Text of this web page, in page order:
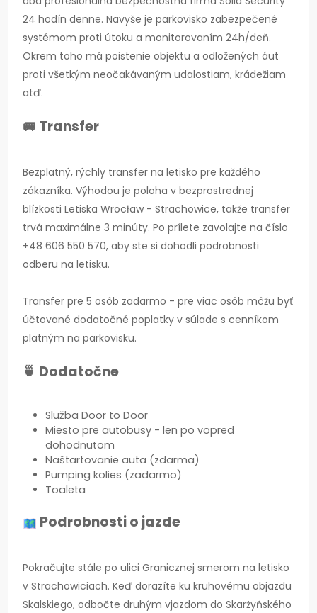
24 hodín denne. Navyše je parkovisko zabezpečené
systémom proti útoku a monitorovaním 24h/deň.
Okrem toho má poistenie objektu a odložených áut
proti všetkým neočakávaným udalostiam, krádežiam
atď.
🚐 Transfer
Bezplatný, rýchly transfer na letisko pre každého
zákazníka. Výhodou je poloha v bezprostrednej
blízkosti Letiska Wrocław - Strachowice, takže transfer
trvá maximálne 3 minúty. Po prílete zavolajte na číslo
+48 606 550 570, aby ste si dohodli podrobnosti
odberu na letisku.
Transfer pre 5 osôb zadarmo - pre viac osôb môžu byť
účtované dodatočné poplatky v súlade s cenníkom
platným na parkovisku.
🍵 Dodatočne
Služba Door to Door
Miesto pre autobusy - len po vopred
dohodnutom
Naštartovanie auta (zdarma)
Pumping kolies (zadarmo)
Toaleta
Podrobnosti o jazde
Pokračujte stále po ulici Granicznej smerom na letisko
v Strachowiciach. Keď dorazíte ku kruhovému objazdu
Skalskiego, odbočte druhým vjazdom do Skarżyńského